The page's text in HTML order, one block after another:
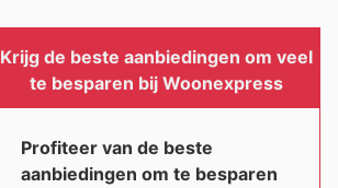
Krijg de beste aanbiedingen om veel
te besparen bij Woonexpress
Profiteer van de beste
aanbiedingen om te besparen